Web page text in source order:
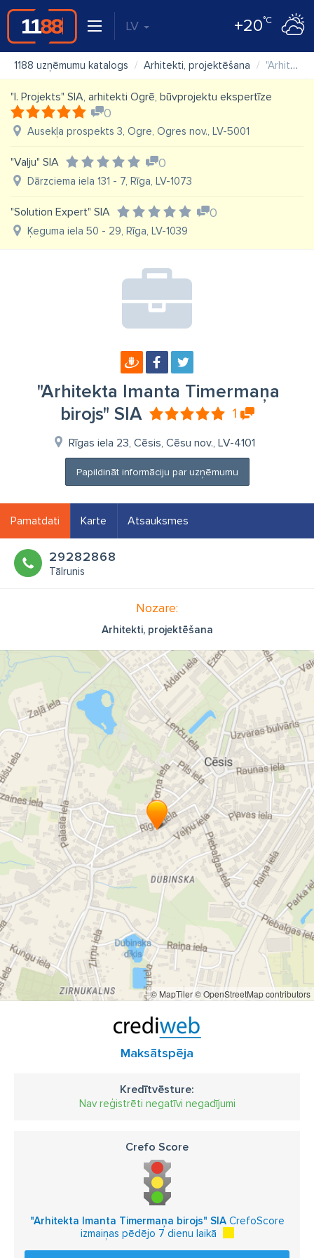
LV +20°C
1188 uzņēmumu katalogs Arhitekti, projektēšana "Arhitekta Imanta Timermaņa birojs" SIA
"I. Projekts" SIA, arhitekti Ogrē, būvprojektu ekspertīze
0
Ausekļa prospekts 3, Ogre, Ogres nov., LV-5001
"Valju" SIA 0
Dārzciema iela 131 - 7, Rīga, LV-1073
"Solution Expert" SIA 0
Ķeguma iela 50 - 29, Rīga, LV-1039
"Arhitekta Imanta Timermaņa
birojs" SIA
1
Rīgas iela 23, Cēsis, Cēsu nov., LV-4101
Papildināt informāciju par uzņēmumu
Pamatdati Karte Atsauksmes
29282868
Tālrunis
Nozare:
Arhitekti, projektēšana
© MapTiler© OpenStreetMap contributors
Maksātspēja
Kredītvēsture:
Nav reģistrēti negatīvi negadījumi
Crefo Score
"Arhitekta Imanta Timermaņa birojs" SIACrefoScore
izmaiņas pēdējo 7 dienu laikā